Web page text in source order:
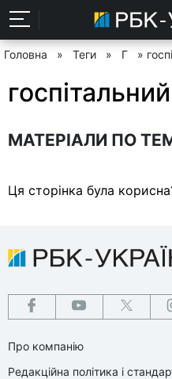
Головна » Теги » Г »
МАТЕРІАЛИ ПО
Ця сторінка була
Про компанію
Редакційна політика і